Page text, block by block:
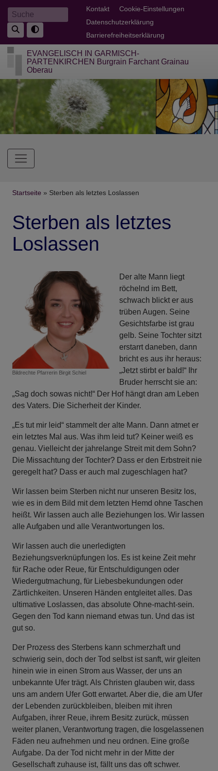
Direkt
zum
Inhalt
Suche Fußbereichsmenü
Kontakt
Cookie-Einstellungen
Datenschutzerklärung
Barrierefreiheitserklärung
EVANGELISCH IN GARMISCH-
PARTENKIRCHEN Burgrain Farchant Grainau
Oberau
Hauptnavigation
Breadcrumb
Startseite Sterben als letztes Loslassen
Sterben als letztes
Loslassen
Bildrechte Pfarrerin Birgit Schiel
Der alte Mann liegt
röchelnd im Bett,
schwach blickt er aus
trüben Augen. Seine
Gesichtsfarbe ist grau
gelb. Seine Tochter sitzt
erstarrt daneben, dann
bricht es aus ihr heraus:
„Jetzt stirbt er bald!“ Ihr
Bruder herrscht sie an:
„Sag doch sowas nicht!“ Der Hof hängt dran am Leben
des Vaters. Die Sicherheit der Kinder.
„Es tut mir leid“ stammelt der alte Mann. Dann atmet er
ein letztes Mal aus. Was ihm leid tut? Keiner weiß es
genau. Vielleicht der jahrelange Streit mit dem Sohn?
Die Missachtung der Tochter? Dass er den Erbstreit nie
geregelt hat? Dass er auch mal zugeschlagen hat?
Wir lassen beim Sterben nicht nur unseren Besitz los,
wie es in dem Bild mit dem letzten Hemd ohne Taschen
heißt. Wir lassen auch alle Beziehungen los. Wir lassen
alle Aufgaben und alle Verantwortungen los.
Wir lassen auch die unerledigten
Beziehungsverknüpfungen los. Es ist keine Zeit mehr
für Rache oder Reue, für Entschuldigungen oder
Wiedergutmachung, für Liebesbekundungen oder
Zärtlichkeiten. Unseren Händen entgleitet alles. Das
ultimative Loslassen, das absolute Ohne-macht-sein.
Gegen den Tod kann niemand etwas tun. Und das ist
gut so.
Der Prozess des Sterbens kann schmerzhaft und
schwierig sein, doch der Tod selbst ist sanft, wir gleiten
hinein wie in einen Strom aus Wasser, der uns an
unbekannte Ufer trägt. Als Christen glauben wir, dass
uns am andern Ufer Gott erwartet. Aber die, die am Ufer
der Lebenden zurückbleiben, bleiben mit ihren
Aufgaben, ihrer Reue, ihrem Besitz zurück, müssen
weiter planen, Verantwortung tragen, die losgelassenen
Fäden neu aufnehmen und neu ordnen. Eine große
Aufgabe. Da der Tod nicht mehr in der Mitte der
Gesellschaft zuhause ist, fällt uns das oft schwer.